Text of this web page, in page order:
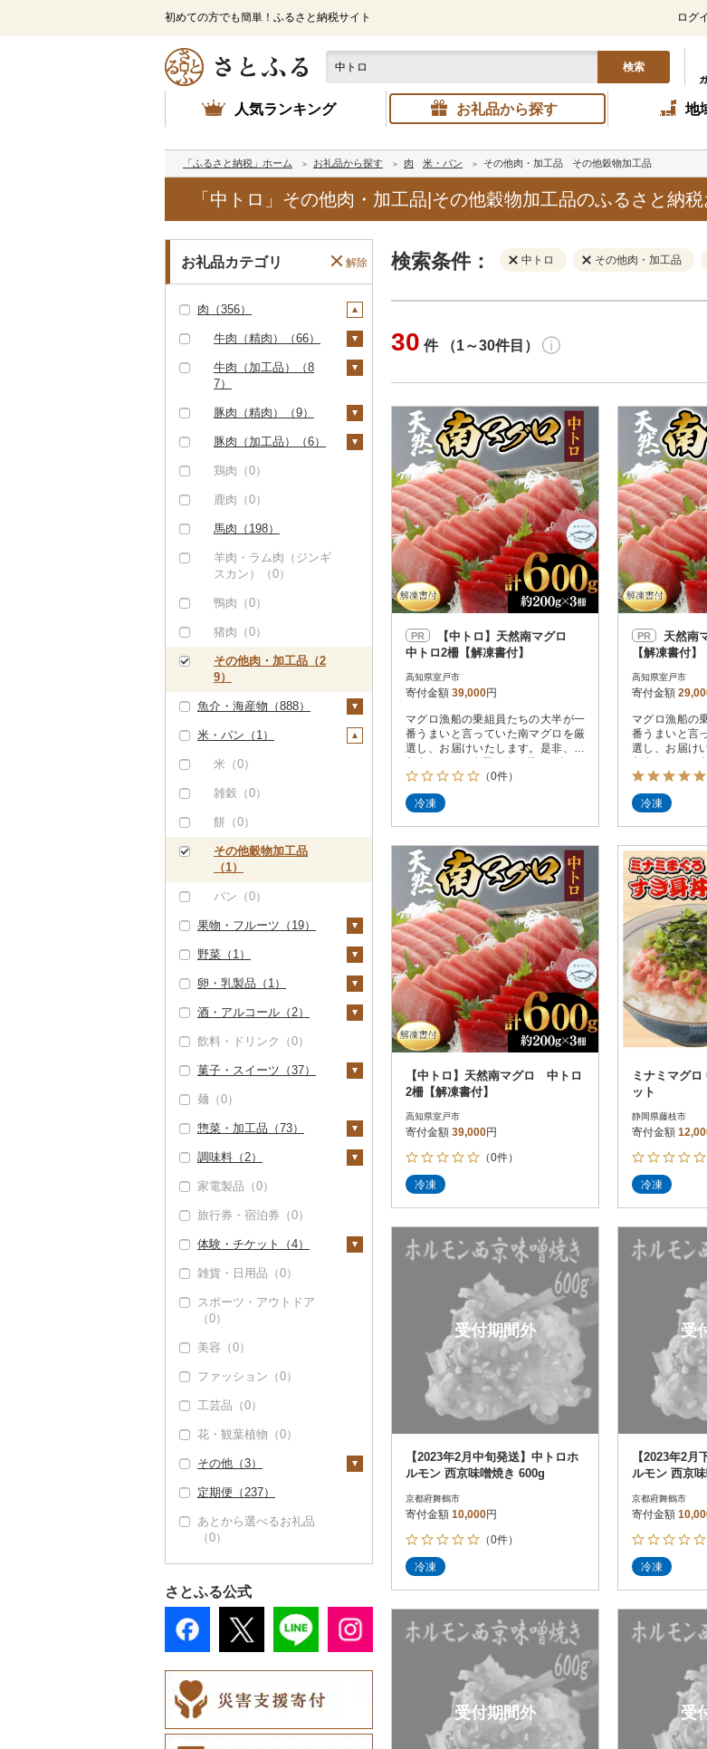
初めての方でも簡単！ふるさと納税サイト ログ
検索
人気ランキング お礼品から探す 地
「ふるさと納税」ホーム お礼品から探す 肉 米・パン その他肉・加工品 その他穀物加工品
「中トロ」その他肉・加工品|その他穀物加工品のふるさと納
お礼品カテゴリ 解除
肉（356）
牛肉（精肉）（66）
ステーキ（3）
白老牛（0）
仙台牛（0）
米沢牛（0）
山形牛（0）
常陸牛（0）
上州牛（0）
飛騨牛（0）
近江牛（0）
神戸牛・神戸ビーフ
（0）
但馬牛（0）
土佐あかうし（0）
佐賀牛（0）
長崎和牛（0）
あか牛（1）
宮崎牛（0）
その他牛肉（精肉）
（54）
牛肉（加工品）（8
7）
ハンバーグ（30）
もつ鍋（6）
ローストビーフ（0）
ビーフジャーキー
（51）
豚肉（精肉）（9）
ステーキ（0）
すき焼き（0）
しゃぶしゃぶ（2）
焼肉（0）
アグー豚（0）
（7）
豚肉（加工品）（6）
ハンバーグ（6）
もつ鍋（0）
ハム（0）
ソーセージ・ウインナ
ー（0）
ベーコン・サラミ
その他豚肉（加工品）
（0）
鶏肉（0）
鹿肉（0）
馬肉（198）
羊肉・ラム肉（ジンギ
スカン）（0）
鴨肉（0）
猪肉（0）
その他肉・加工品（2
9）
魚介・海産物（888）
カニ（0）
エビ（4）
甘エビ（1）
ボタンエビ（0）
伊勢海老（2）
その他エビ（1）
いくら（5）
うに（5）
明太子・たらこ（0）
その他魚卵（0）
ふぐ（0）
ブリ（1）
ほっけ（0）
その他鮮魚（16）
（0）
（84）
しらす・ちりめん
（3）
その他魚介・加工品
（68）
米・パン（1）
米（0）
雑穀（0）
餅（0）
その他穀物加工品
（1）
パン（0）
果物・フルーツ（19）
ぶどう・マスカット
（0）
ドライフルーツ（1）
干し柿（1）
干し芋（0）
その他ドライフルーツ
その他果物（2）
びわ（0）
ブルーベリー（0）
パイナップル（0）
栗（0）
その他果物（2）
野菜（1）
いも（0）
トマト（0）
玉ねぎ（0）
ねぎ（0）
とうもろこし（0）
根菜（0）
アスパラガス（1）
豆（0）
きのこ（0）
その他野菜（0）
卵・乳製品（1）
卵（0）
チーズ（1）
ヨーグルト（0）
牛乳（0）
バター（0）
その他乳製品（0）
酒・アルコール（2）
ビール・発泡酒（2）
ビール（2）
発泡酒（2）
地ビール・クラフトビ
日本酒（2）
純米大吟醸（0）
純米吟醸（0）
大吟醸（0）
吟醸（0）
その他日本酒（0）
焼酎（1）
芋焼酎（0）
麦焼酎（0）
米焼酎（0）
黒糖焼酎（0）
その他焼酎（0）
梅酒（0）
泡盛（2）
ワイン（2）
白ワイン（0）
赤ワイン（0）
シャンパン・スパーク
その他ワイン（0）
ウイスキー（2）
リキュール・洋酒
ノンアルコール（0）
その他酒（0）
飲料・ドリンク（0）
菓子・スイーツ（37）
ケーキ（4）
クッキー（7）
焼き菓子（16）
プリン（0）
ゼリー（0）
チョコレート（2）
カステラ（0）
アイス・ジェラート
（0）
その他洋菓子（14）
煎餅・おかき（0）
羊羹（0）
饅頭（0）
大福（0）
その他和菓子（1）
麺（0）
惣菜・加工品（73）
惣菜（53）
餃子（0）
シュウマイ（1）
コロッケ（0）
その他惣菜（47）
カレー・シチュー
その他鍋（0）
スープ（0）
豆腐・納豆（1）
豆腐（1）
納豆（0）
漬物（0）
缶詰・瓶詰（0）
乾物（0）
燻製（スモーク）
その他加工品（23）
調味料（2）
砂糖（0）
塩（0）
醤油（2）
味噌（0）
酢（0）
家電製品（0）
旅行券・宿泊券（0）
体験・チケット（4）
PayPay商品券（0）
食事券（4）
用券（0）
水族館（0）
動物園（0）
釣り（0）
ダイビング（0）
スキーチケット・リフ
ゴルフプレー券（0）
花火大会チケット
（0）
カタログギフト（0）
その他体験・チケット
雑貨・日用品（0）
スポーツ・アウトドア
（0）
美容（0）
ファッション（0）
工芸品（0）
花・観葉植物（0）
その他（3）
地域サービス（0）
その他（3）
定期便（237）
あとから選べるお礼品
（0）
さとふる公式
検索条件： 中トロ その他肉・加工品
円
決済方法 解除
PayPay
クレジットカード決済
Amazon Pay
楽天ペイ
メルペイ
コンビニ支払い
ソフトバンクまとめて支払い
d払い
金融機関(Pay-easy決済)
発送種別
通常
冷蔵便
冷凍便
30 件 （1～30件目）
PR
中トロ2柵【解凍書付】
高知県室戸市
寄付金額 39,000円
マグロ漁船の乗組員たちの大半が一
番うまいと言っていた南マグロを厳
選し、お届けいたします。是非、お
丼、マグロ丼)、漬け丼や惣菜として
ご賞味ください。 冷凍でお届けいた
しますが、解凍の方法を記載した説
（0件）
冷凍
PR
【解凍書付】
高知県室戸市
寄付金額
マグロ漁船の
番うまいと言
選し、お届け
丼、マグロ丼)
ご賞味くださ
しますが、解
冷凍
【中トロ】天然南マグロ 中トロ
2柵【解凍書付】
高知県室戸市
寄付金額 39,000円
（0件）
冷凍
ミナミマグ
ット
静岡県藤枝市
寄付金額
冷凍
受付期間外
【2023年2月中旬発送】中トロホ
ルモン 西京味噌焼き 600g
京都府舞鶴市
寄付金額 10,000円
（0件）
冷凍
受
【2023年2
ルモン 西京
京都府舞鶴市
寄付金額
冷凍
受付期間外 受